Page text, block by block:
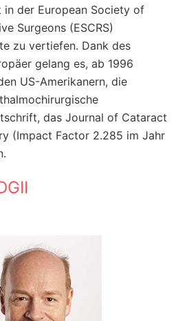
der European Society of
Surgeons (ESCRS)
zu vertiefen. Dank des
gelang es, ab 1996
US-Amerikanern, die
das Journal of Cataract
(Impact Factor 2.285 im Jahr